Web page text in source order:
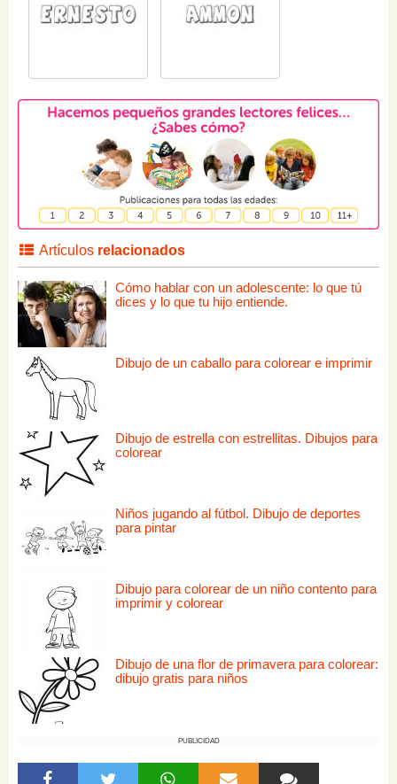
Artículos relacionados
Cómo hablar con un adolescente: lo que tú
dices y lo que tu hijo entiende.
Dibujo de un caballo para colorear e imprimir
Dibujo de estrella con estrellitas. Dibujos para
colorear
Niños jugando al fútbol. Dibujo de deportes
para pintar
Dibujo para colorear de un niño contento para
imprimir y colorear
Dibujo de una flor de primavera para colorear:
dibujo gratis para niños
PUBLICIDAD